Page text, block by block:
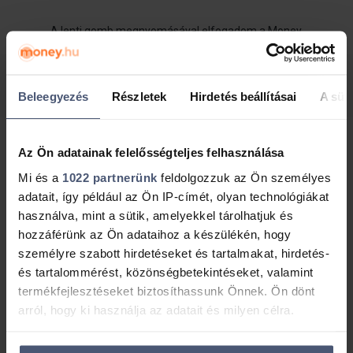
Beleegyezés Részletek Hirdetés beállításai A
Az Ön adatainak felelősségteljes felhasználása
Mi és a 1022 partnerünk feldolgozzuk az Ön személyes
adatait, így például az Ön IP-címét, olyan technológiákat
használva, mint a sütik, amelyekkel tárolhatjuk és
hozzáférünk az Ön adataihoz a készülékén, hogy
személyre szabott hirdetéseket és tartalmakat, hirdetés-
és tartalommérést, közönségbetekintéseket, valamint
termékfejlesztéseket biztosíthassunk Önnek. Ön dönt
arról, hogy ki használja az adatait és milyen célra.
Ha engedélyezi, a következőt is meg szeretnénk tenni:
A lenti gomb megnyomásával elfogadom a Money
Network Kft.
Ingyenes visszahívást kérek!
Megközelíthetőség